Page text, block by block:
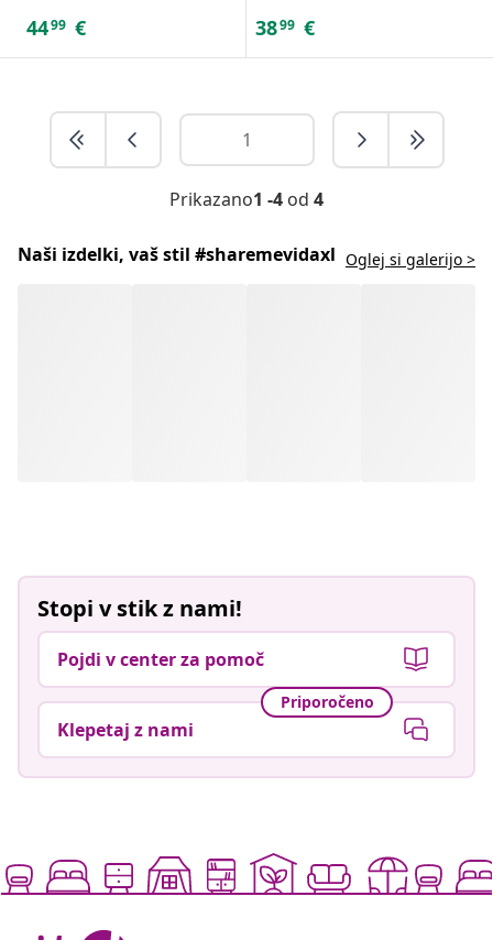
4499 € 3899 €
Prikazano1 -4 od 4
Naši izdelki, vaš stil #sharemevidaxl Oglej si galerijo >
Stopi v stik z nami!
Pojdi v center za pomoč
Priporočeno
Klepetaj z nami